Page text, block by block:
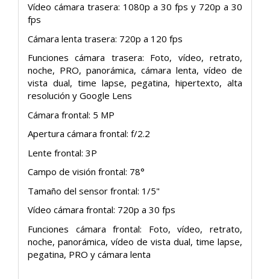
Vídeo cámara trasera: 1080p a 30 fps y 720p a 30
fps
Cámara lenta trasera: 720p a 120 fps
Funciones cámara trasera: Foto, vídeo, retrato,
noche, PRO, panorámica, cámara lenta, vídeo de
vista dual, time lapse, pegatina, hipertexto, alta
resolución y Google Lens
Cámara frontal: 5 MP
Apertura cámara frontal: f/2.2
Lente frontal: 3P
Campo de visión frontal: 78°
Tamaño del sensor frontal: 1/5"
Vídeo cámara frontal: 720p a 30 fps
Funciones cámara frontal: Foto, vídeo, retrato,
noche, panorámica, vídeo de vista dual, time lapse,
pegatina, PRO y cámara lenta